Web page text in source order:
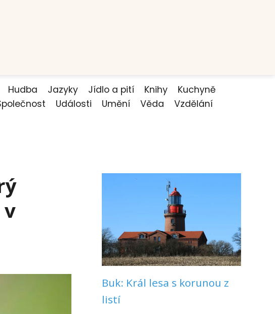
Hudba Jazyky Jídlo a pití Knihy
Kuchyně
Události Umění Věda
Vzdělání
Buk: Král lesa s korunou z
listí